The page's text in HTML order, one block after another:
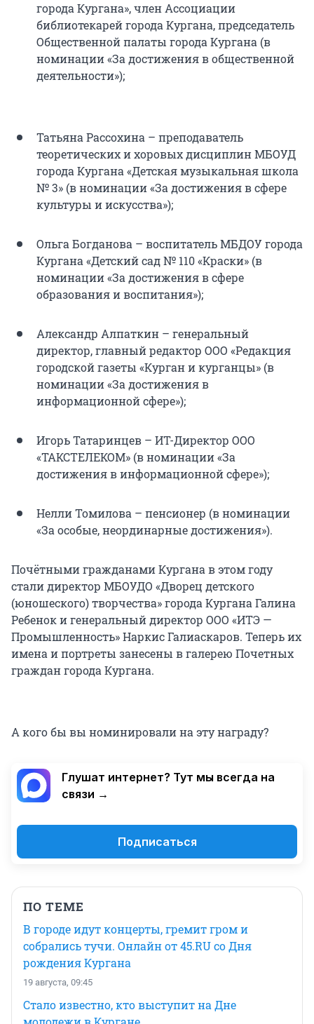
города Кургана», член Ассоциации
библиотекарей города Кургана, председатель
Общественной палаты города Кургана (в
номинации «За достижения в общественной
деятельности»);
Татьяна Рассохина – преподаватель
теоретических и хоровых дисциплин МБОУД
города Кургана «Детская музыкальная школа
№ 3» (в номинации «За достижения в сфере
культуры и искусства»);
Ольга Богданова – воспитатель МБДОУ города
Кургана «Детский сад № 110 «Краски» (в
номинации «За достижения в сфере
образования и воспитания»);
Александр Алпаткин – генеральный
директор, главный редактор ООО «Редакция
городской газеты «Курган и курганцы» (в
номинации «За достижения в
информационной сфере»);
Игорь Татаринцев – ИТ-Директор ООО
«ТАКСТЕЛЕКОМ» (в номинации «За
достижения в информационной сфере»);
Нелли Томилова – пенсионер (в номинации
«За особые, неординарные достижения»).
Почётными гражданами Кургана в этом году
стали директор МБОУДО «Дворец детского
(юношеского) творчества» города Кургана Галина
Ребенок и генеральный директор ООО «ИТЭ —
Промышленность» Наркис Галиаскаров. Теперь их
имена и портреты занесены в галерею Почетных
граждан города Кургана.
А кого бы вы номинировали на эту награду?
Глушат интернет? Тут мы всегда на
связи →
Подписаться
ПО ТЕМЕ
В городе идут концерты, гремит гром и
собрались тучи. Онлайн от 45.RU со Дня
рождения Кургана
19 августа, 09:45
Стало известно, кто выступит на Дне